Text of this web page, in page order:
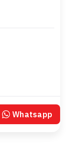
Whatsapp